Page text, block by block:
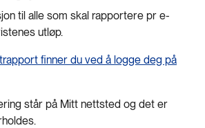
til alle som skal rapportere pr e-
utløp.
finner du ved å logge deg på
står på Mitt nettsted og det er